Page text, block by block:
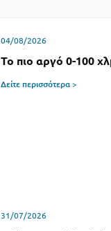
04/08/2026
Το πιο αργό 0-100
Δείτε περισσότερα >
31/07/2026